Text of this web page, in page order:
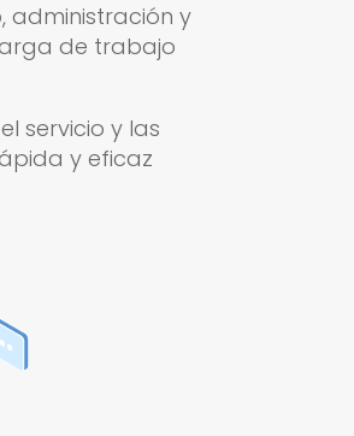
administración y
de trabajo
servicio y las
y eficaz